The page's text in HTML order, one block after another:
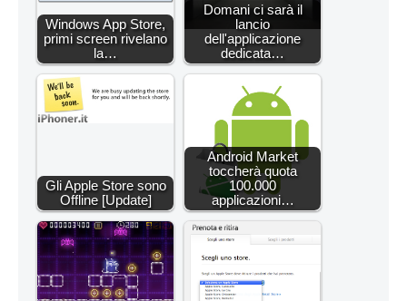
Windows App Store,
primi screen rivelano
la…
Domani ci sarà il
lancio
dell'applicazione
dedicata…
Gli Apple Store sono
Offline [Update]
Android Market
toccherà quota
100.000
applicazioni…